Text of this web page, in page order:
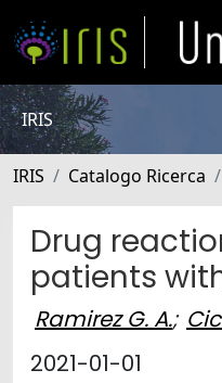
IRIS
IRIS Catalogo Ricerca
Drug
patients
Ramirez G. A.;
2021-01-01